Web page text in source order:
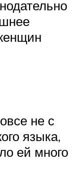
не с
языка,
ей много